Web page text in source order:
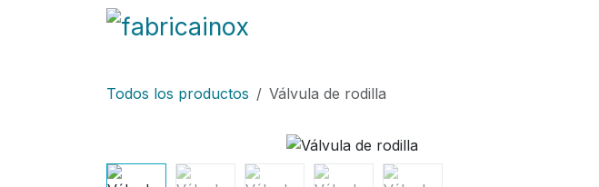
Todos los productos Válvula de rodilla